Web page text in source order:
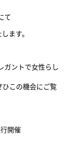
て
ます。
ガントで女性らし
ひこの機会にご覧
開催